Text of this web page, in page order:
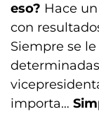
eso? Hace
con
Siempre se
importa…